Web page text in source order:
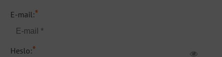
E-mail:*
Heslo:*